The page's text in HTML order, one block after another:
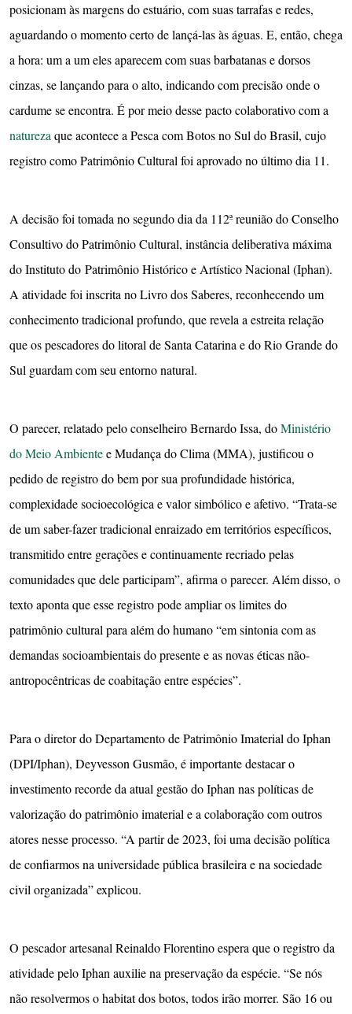
posicionam às margens do estuário, com suas tarrafas e redes,
aguardando o momento certo de lançá-las às águas. E, então, chega
a hora: um a um eles aparecem com suas barbatanas e dorsos
cinzas, se lançando para o alto, indicando com precisão onde o
cardume se encontra. É por meio desse pacto colaborativo com a
naturezaque acontece a Pesca com Botos no Sul do Brasil, cujo
registro como Patrimônio Cultural foi aprovado no último dia 11.
A decisão foi tomada no segundo dia da 112ª reunião do Conselho
Consultivo do Patrimônio Cultural, instância deliberativa máxima
do Instituto do Patrimônio Histórico e Artístico Nacional (Iphan).
A atividade foi inscrita no Livro dos Saberes, reconhecendo um
conhecimento tradicional profundo, que revela a estreita relação
que os pescadores do litoral de Santa Catarina e do Rio Grande do
Sul guardam com seu entorno natural.
O parecer, relatado pelo conselheiro Bernardo Issa, doMinistério
do Meio Ambientee Mudança do Clima (MMA), justificou o
pedido de registro do bem por sua profundidade histórica,
complexidade socioecológica e valor simbólico e afetivo. “Trata-se
de um saber-fazer tradicional enraizado em territórios específicos,
transmitido entre gerações e continuamente recriado pelas
comunidades que dele participam”, afirma o parecer. Além disso, o
texto aponta que esse registro pode ampliar os limites do
patrimônio cultural para além do humano “em sintonia com as
demandas socioambientais do presente e as novas éticas não-
antropocêntricas de coabitação entre espécies”.
Para o diretor do Departamento de Patrimônio Imaterial do Iphan
(DPI/Iphan), Deyvesson Gusmão, é importante destacar o
investimento recorde da atual gestão do Iphan nas políticas de
valorização do patrimônio imaterial e a colaboração com outros
atores nesse processo. “A partir de 2023, foi uma decisão política
de confiarmos na universidade pública brasileira e na sociedade
civil organizada” explicou.
O pescador artesanal Reinaldo Florentino espera que o registro da
atividade pelo Iphan auxilie na preservação da espécie. “Se nós
não resolvermos o habitat dos botos, todos irão morrer. São 16 ou